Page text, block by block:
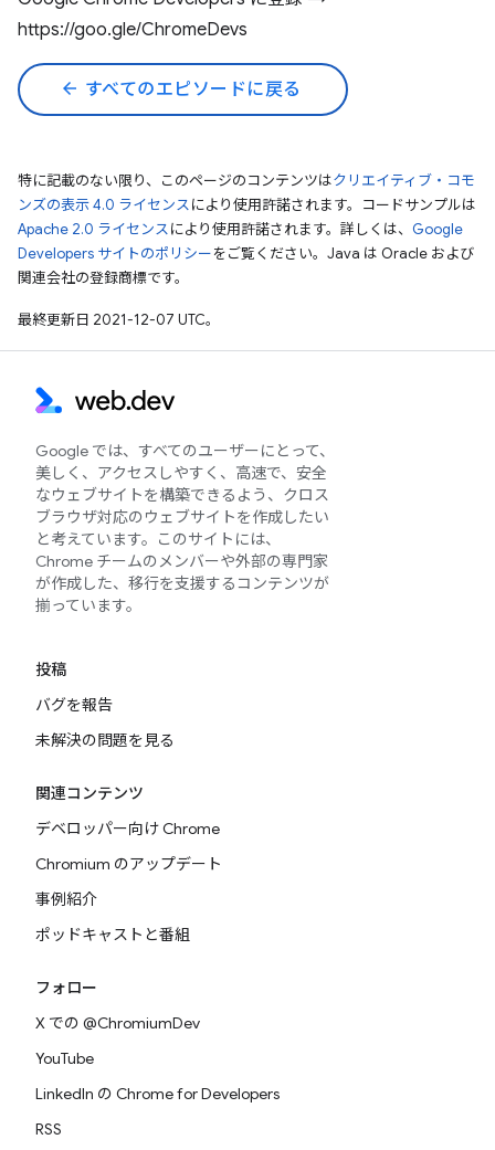
https://goo.gle/ChromeDevs
arrow_back すべてのエピソードに戻る
特に記載のない限り、このページのコンテンツはクリエイティブ・コモ
ンズの表示 4.0 ライセンスにより使用許諾されます。コードサンプルは
Apache 2.0 ライセンスにより使用許諾されます。詳しくは、 Google
Developers サイトのポリシーをご覧ください。Java は Oracle および
関連会社の登録商標です。
最終更新日 2021-12-07 UTC。
Google では、すべてのユーザーにとって、
美しく、アクセスしやすく、高速で、安全
なウェブサイトを構築できるよう、クロス
ブラウザ対応のウェブサイトを作成したい
と考えています。このサイトには、
Chrome チームのメンバーや外部の専門家
が作成した、移行を支援するコンテンツが
揃っています。
投稿
バグを報告
未解決の問題を見る
関連コンテンツ
デベロッパー向け Chrome
Chromium のアップデート
事例紹介
ポッドキャストと番組
フォロー
X での @ChromiumDev
YouTube
LinkedIn の Chrome for Developers
RSS